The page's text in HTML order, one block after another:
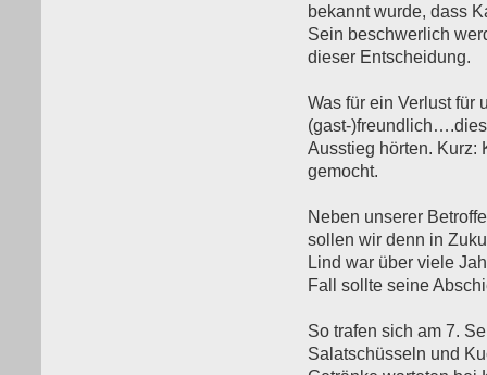
bekannt wurde, dass
Sein beschwerlich
dieser Entscheidung.
Was für ein Verlust für
(gast-
Ausstieg hörten. Kurz:
gemocht.
Neben unserer
sollen wir denn in
Lind war über viele
Fall sollte seine
So trafen sich am 7.
Salatschüsseln und